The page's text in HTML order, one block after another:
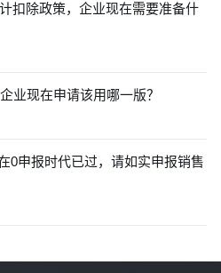
扣除政策，企业现在需要准备什
业现在申请该用哪一版？
0申报时代已过，请如实申报销售